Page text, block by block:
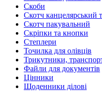
Скоби
Скотч канцелярський
Скотч пакувальний
Скріпки та кнопки
Степлери
Точилка для олівців
Трикутники,
Файли для документів
Цінники
Щоденники ділові